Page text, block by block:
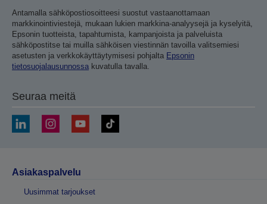
Antamalla sähköpostiosoitteesi suostut vastaanottamaan
markkinointiviestejä, mukaan lukien markkina-analyysejä ja kyselyitä,
Epsonin tuotteista, tapahtumista, kampanjoista ja palveluista
sähköpostitse tai muilla sähköisen viestinnän tavoilla valitsemiesi
asetusten ja verkkokäyttäytymisesi pohjalta Epsonin
tietosuojalausunnossa kuvatulla tavalla.
Seuraa meitä
Asiakaspalvelu
Uusimmat tarjoukset